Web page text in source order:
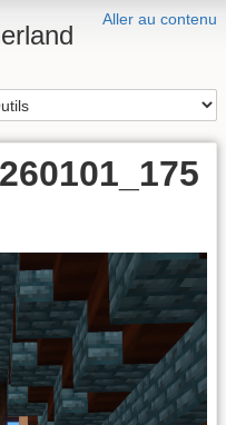
Aller au contenu